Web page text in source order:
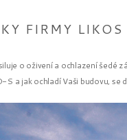
FIRMY LIKOS
o oživení a ochlazení šedé
S a jak ochladí Vaši budovu, se